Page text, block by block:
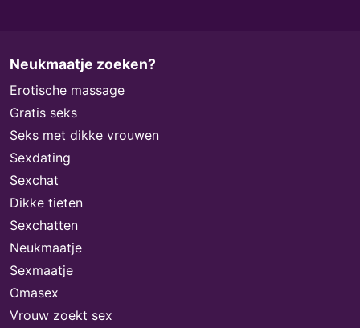
Neukmaatje zoeken?
Erotische massage
Gratis seks
Seks met dikke vrouwen
Sexdating
Sexchat
Dikke tieten
Sexchatten
Neukmaatje
Sexmaatje
Omasex
Vrouw zoekt sex